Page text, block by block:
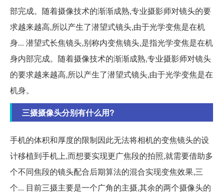
部完成。随着摄像技术的渐渐成熟,专业摄影师对镜头的要
求越来越高,所以产生了潜望式镜头,由于光学变焦是在机
身... 潜望式长焦镜头,别称内变焦镜头,是指光学变焦是在机
身内部完成。随着摄像技术的渐渐成熟,专业摄影师对镜头
的要求越来越高,所以产生了潜望式镜头,由于光学变焦是在
机身。
三摄摄像头分别有什么用?
手机的体积和厚度的限制因此无法将相机的变焦镜头的设
计移植到手机上,而想要实现更广焦段的拍照,就需要借助多
个不同焦段的镜头配合后期算法的混合实现变焦效果,三
个... 目前三摄主要是一个广角的主摄,其余的两个摄像头的